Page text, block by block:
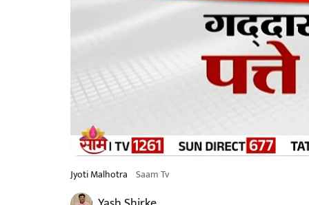
Jyoti Malhotra Saam Tv